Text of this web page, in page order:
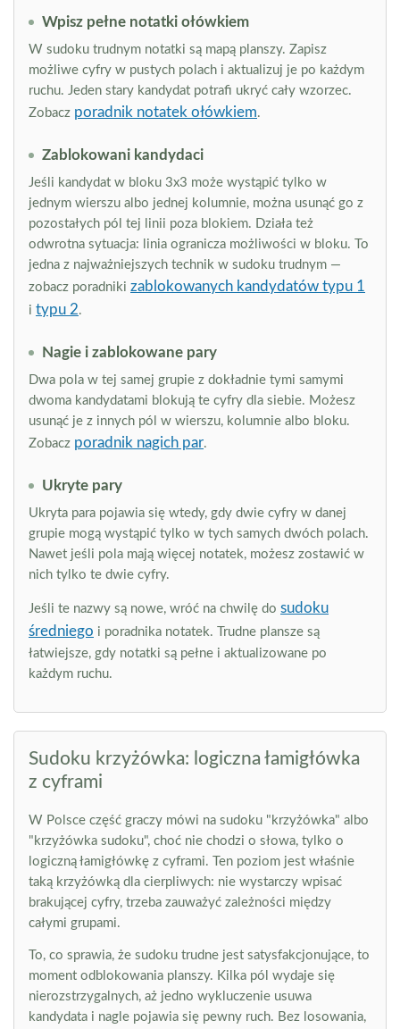
Wpisz pełne notatki ołówkiem
W sudoku trudnym notatki są mapą planszy. Zapisz
możliwe cyfry w pustych polach i aktualizuj je po każdym
ruchu. Jeden stary kandydat potrafi ukryć cały wzorzec.
Zobacz poradnik notatek ołówkiem.
Zablokowani kandydaci
Jeśli kandydat w bloku 3x3 może wystąpić tylko w
jednym wierszu albo jednej kolumnie, można usunąć go z
pozostałych pól tej linii poza blokiem. Działa też
odwrotna sytuacja: linia ogranicza możliwości w bloku. To
jedna z najważniejszych technik w sudoku trudnym —
zobacz poradniki zablokowanych kandydatów typu 1
i typu 2.
Nagie i zablokowane pary
Dwa pola w tej samej grupie z dokładnie tymi samymi
dwoma kandydatami blokują te cyfry dla siebie. Możesz
usunąć je z innych pól w wierszu, kolumnie albo bloku.
Zobacz poradnik nagich par.
Ukryte pary
Ukryta para pojawia się wtedy, gdy dwie cyfry w danej
grupie mogą wystąpić tylko w tych samych dwóch polach.
Nawet jeśli pola mają więcej notatek, możesz zostawić w
nich tylko te dwie cyfry.
Jeśli te nazwy są nowe, wróć na chwilę do sudoku
średniego i poradnika notatek. Trudne plansze są
łatwiejsze, gdy notatki są pełne i aktualizowane po
każdym ruchu.
Sudoku krzyżówka: logiczna łamigłówka
z cyframi
W Polsce część graczy mówi na sudoku "krzyżówka" albo
"krzyżówka sudoku", choć nie chodzi o słowa, tylko o
logiczną łamigłówkę z cyframi. Ten poziom jest właśnie
taką krzyżówką dla cierpliwych: nie wystarczy wpisać
brakującej cyfry, trzeba zauważyć zależności między
całymi grupami.
To, co sprawia, że sudoku trudne jest satysfakcjonujące, to
moment odblokowania planszy. Kilka pól wydaje się
nierozstrzygalnych, aż jedno wykluczenie usuwa
kandydata i nagle pojawia się pewny ruch. Bez losowania,